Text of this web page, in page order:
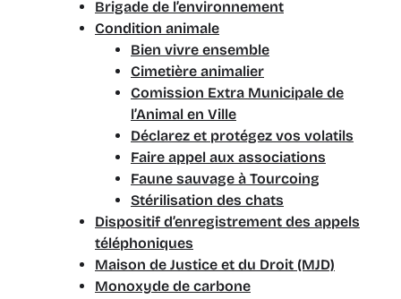
Brigade de l’environnement
Condition animale
Bien vivre ensemble
Cimetière animalier
Comission Extra Municipale de
l’Animal en Ville
Déclarez et protégez vos volatils
Faire appel aux associations
Faune sauvage à Tourcoing
Stérilisation des chats
Dispositif d’enregistrement des appels
téléphoniques
Maison de Justice et du Droit (MJD)​
Monoxyde de carbone